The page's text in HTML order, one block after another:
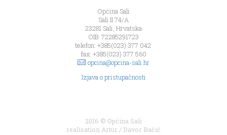
Općina Sali
Sali II 74/A
23281 Sali, Hrvatska
OIB: 72285291723
telefon: +385(023) 377 042
fax: +385(023) 377 560
opcina@opcina-sali.hr
Izjava o pristupačnosti
2016 © Općina Sali
realisation Artur / Davor Bačić